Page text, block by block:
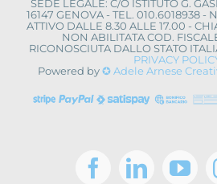
SEDE LEGALE: C/O ISTITUTO G.
16147 GENOVA - TEL. 010.6018938 -
ATTIVO DALLE 8.30 ALLE 17.00 -
NON ABILITATA COD.
RICONOSCIUTA DALLO STATO
PRIVACY
Powered by✪ Adele Arnese
Facebook
LinkedIn